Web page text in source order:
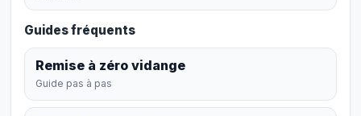
Guides fréquents
Remise à zéro vidange
Guide pas à pas